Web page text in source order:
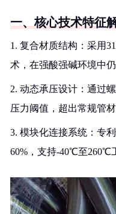
一、核心技术特征
1. 复合材质结构：采用
术，在强酸强碱环境中
2. 动态承压设计：通过
压力阈值，超出常规管
3. 模块化连接系统：专
60%，支持-40℃至260℃